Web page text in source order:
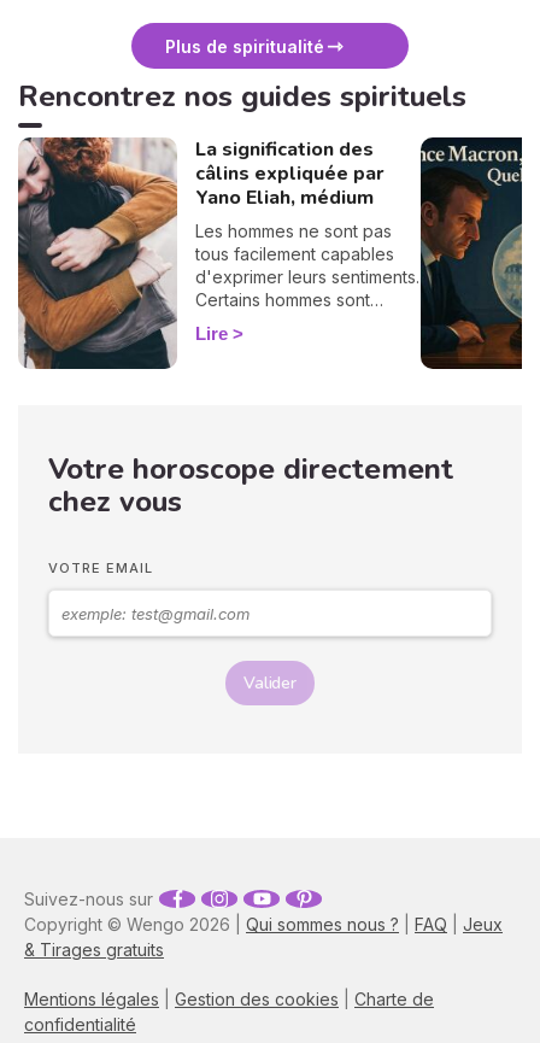
énergétiquement et
intérieur. 🛡️🌒
Plus de spiritualité
Rencontrez nos guides spirituels
La signification des
câlins expliquée par
Yano Eliah, médium
Les hommes ne sont pas
tous facilement capables
d'exprimer leurs sentiments.
Certains hommes sont
habitués à contrôler leurs
sentiments, par conséquent
langage corporel, vous
pouvez déchiffrer ses
Lire
Votre horoscope directement
chez vous
VOTRE EMAIL
Valider
Copyright © Wengo 2026 | Qui sommes nous ? FAQ
Jeux
& Tirages gratuits
Mentions légales Gestion des cookies
Charte de
confidentialité
Suivez-nous sur